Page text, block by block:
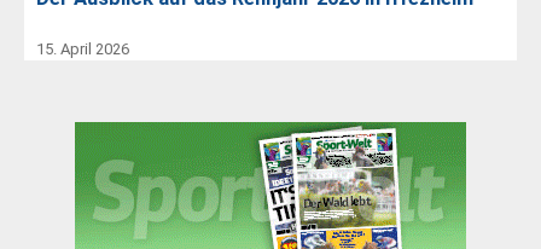
15. April 2026